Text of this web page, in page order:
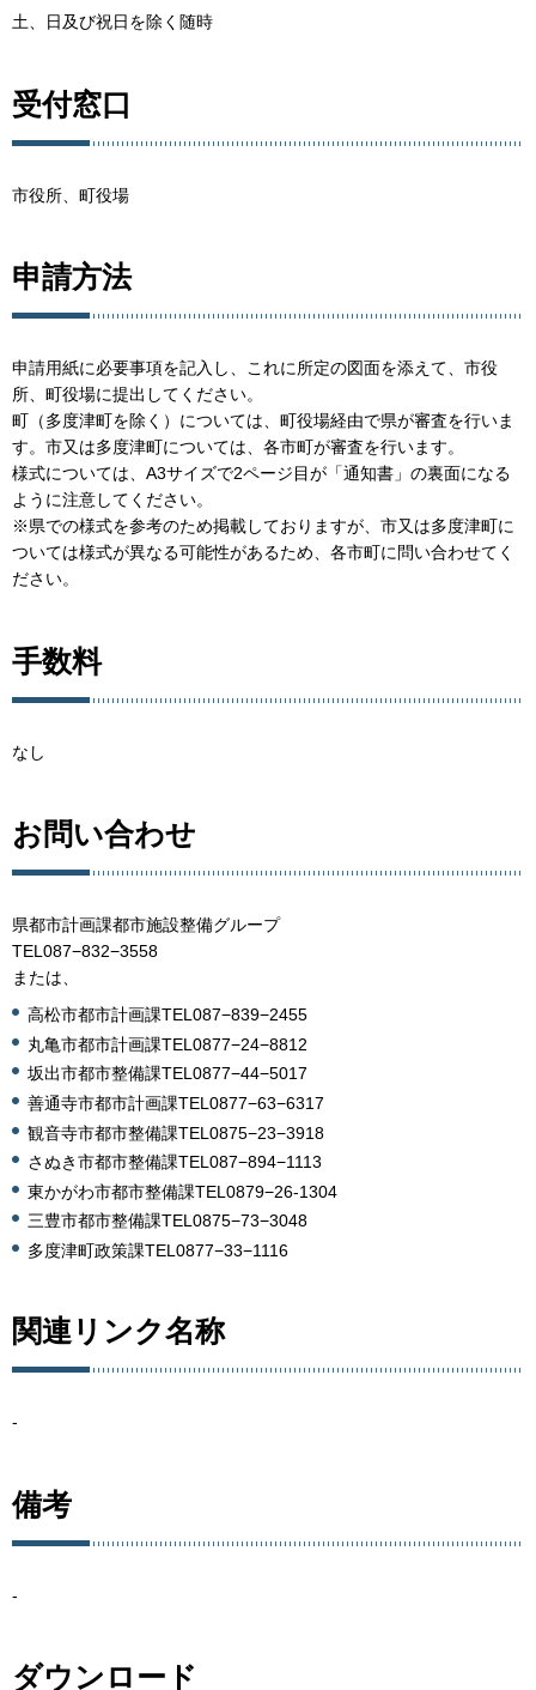
土、日及び祝日を除く随時
受付窓口
市役所、町役場
申請方法
申請用紙に必要事項を記入し、これに所定の図面を添えて、市役
所、町役場に提出してください。
町（多度津町を除く）については、町役場経由で県が審査を行いま
す。市又は多度津町については、各市町が審査を行います。
様式については、A3サイズで2ページ目が「通知書」の裏面になる
ように注意してください。
※県での様式を参考のため掲載しておりますが、市又は多度津町に
ついては様式が異なる可能性があるため、各市町に問い合わせてく
ださい。
手数料
なし
お問い合わせ
県都市計画課都市施設整備グループ
TEL087−832−3558
または、
高松市都市計画課TEL087−839−2455
丸亀市都市計画課TEL0877−24−8812
坂出市都市整備課TEL0877−44−5017
善通寺市都市計画課TEL0877−63−6317
観音寺市都市整備課TEL0875−23−3918
さぬき市都市整備課TEL087−894−1113
東かがわ市都市整備課TEL0879−26-1304
三豊市都市整備課TEL0875−73−3048
多度津町政策課TEL0877−33−1116
関連リンク名称
-
備考
-
ダウンロード